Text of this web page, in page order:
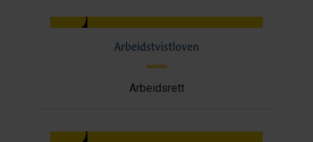
Arbeidstvistloven
Arbeidsrett